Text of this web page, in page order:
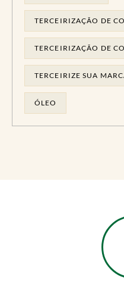
TERCEIRIZAÇÃO DE
TERCEIRIZAÇÃO DE
TERCEIRIZE SUA
ÓLEO